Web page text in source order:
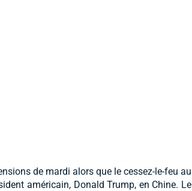
de mardi alors que le cessez-le-feu au
américain, Donald Trump, en Chine. Le